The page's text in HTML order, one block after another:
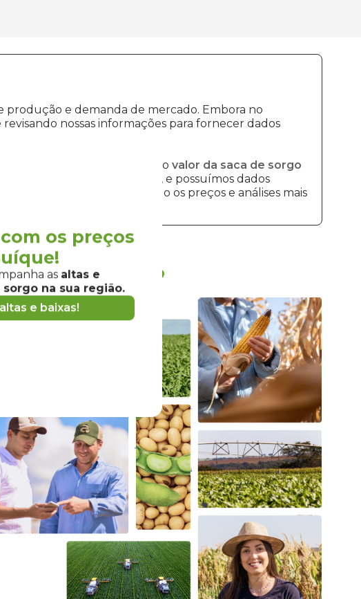
produção e demanda de mercado. Embora no
nossas informações para fornecer dados
mais recentes sobre o valor da saca de sorgo
sobre o
, e possuímos dados
estaremos disponibilizando os preços e análises mais
pelaGrão Direto
os preços
as altas e
sorgo na sua região.
e baixas!